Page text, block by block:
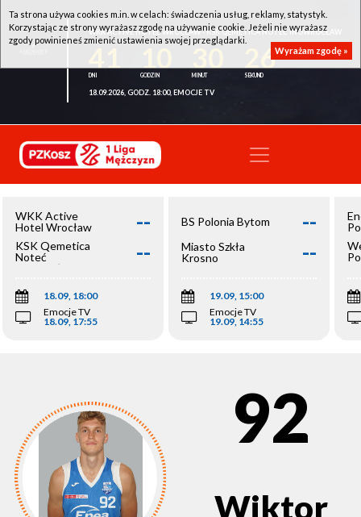
WKK ACTIVE HOTEL WROCŁAW - KSK QEMETICA NOTEĆ INOWROCŁAW
26
18.09.2026, GODZ. 18:00, EMOCJE TV
WKK Active
Hotel Wrocław
--
KSK Qemetica
Noteć
Inowrocław
--
18.09, 18:00
Emocje TV
18.09, 17:55
BS Polonia Bytom --
Miasto Szkła
Krosno
--
19.09, 15:00
Emocje TV
19.09, 14:55
92
Wiktor
Ta strona używa cookies m.in. w celach: świadczenia usług, reklamy, statystyk.
Korzystając ze strony wyrażasz zgodę na używanie cookie. Jeżeli nie wyrażasz
zgody powinieneś zmienić ustawienia swojej przeglądarki.
Wyrażam zgodę »